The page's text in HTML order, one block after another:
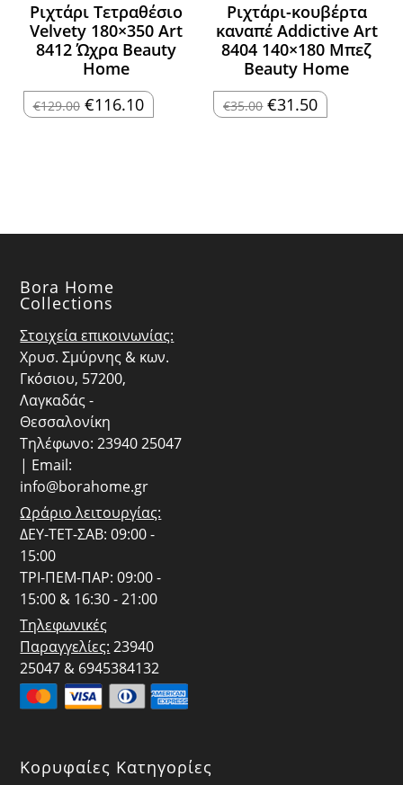
Ριχτάρι Τετραθέσιο
Velvety 180×350 Art
8412 Ώχρα Beauty
Home
€129.00 Original
price
€116.10Η
τρέχουσα
Ριχτάρι-κουβέρτα
καναπέ Addictive Art
8404 140×180 Μπεζ
Beauty Home
€35.00 Original
price
€31.50Η
τρέχουσα
Bora Home
Collections
Στοιχεία επικοινωνίας:
Χρυσ. Σμύρνης & κων.
Γκόσιου, 57200,
Λαγκαδάς -
Θεσσαλονίκη
Τηλέφωνο: 23940 25047
| Email:
info@borahome.gr
Ωράριο λειτουργίας:
ΔΕΥ-ΤΕΤ-ΣΑΒ: 09:00 -
15:00
ΤΡΙ-ΠΕΜ-ΠΑΡ: 09:00 -
15:00 & 16:30 - 21:00
Τηλεφωνικές
Παραγγελίες: 23940
25047 & 6945384132
Κορυφαίες Κατηγορίες